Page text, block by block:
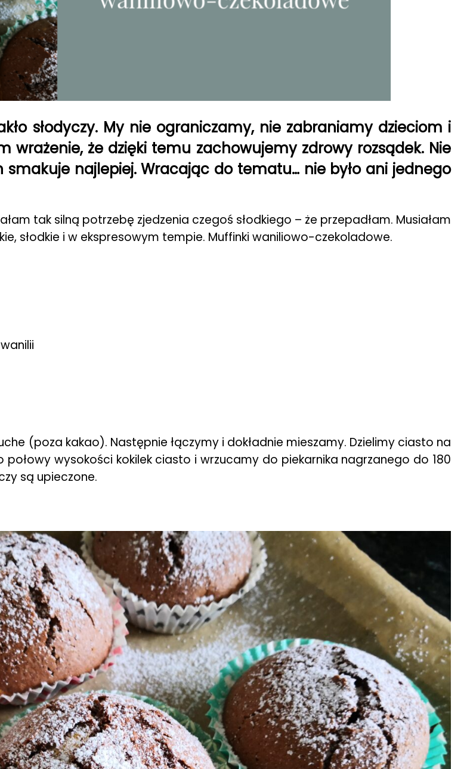
słodyczy. My nie ograniczamy, nie zabraniamy dzieciom i
wrażenie, że dzięki temu zachowujemy zdrowy rozsądek. Nie
najlepiej. Wracając do tematu… nie było ani jednego
tak silną potrzebę zjedzenia czegoś słodkiego – że przepadłam. Musiałam
słodkie i w ekspresowym tempie. Muffinki waniliowo-czekoladowe.
(poza kakao). Następnie łączymy i dokładnie mieszamy. Dzielimy ciasto na
wysokości kokilek ciasto i wrzucamy do piekarnika nagrzanego do 180
są upieczone.